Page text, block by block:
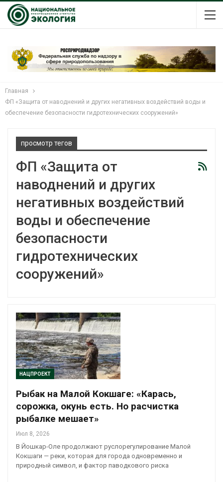
Главная
ФП «Защита от наводнений и других негативных воздействий воды и
обеспечение безопасности гидротехнических сооружений»
просмотр тегов
ФП «Защита от
наводнений и других
негативных воздействий
воды и обеспечение
безопасности
гидротехнических
сооружений»
НАЦПРОЕКТ
Рыбак на Малой Кокшаге: «Карась,
сорожка, окунь есть. Но расчистка
рыбалке мешает»
Июл 8, 2026
В Йошкар-Оле продолжают руслорегулирование Малой
Кокшаги — реки, которая для города одновременно и
природный символ, и фактор паводкового риска